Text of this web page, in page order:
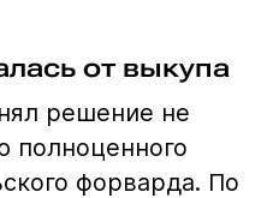
от выкупа
решение не
полноценного
форварда. По